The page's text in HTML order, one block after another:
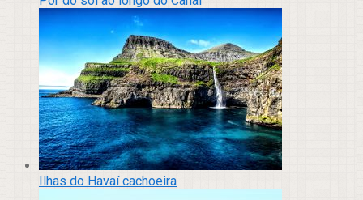
Ilhas do Havaí cachoeira